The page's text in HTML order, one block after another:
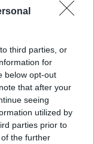
third parties, or
for
below opt-out
that after your
seeing
utilized by
parties prior to
the further
Google News
στηνροή
στο Instagram